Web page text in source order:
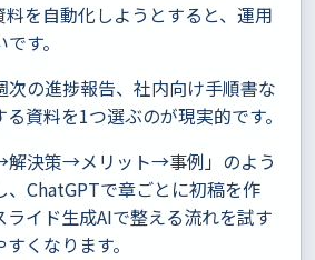
を自動化しようとすると、運用
す。
次の進捗報告、社内向け手順書な
資料を1つ選ぶのが現実的です。
解決策→メリット→事例」のよう
、ChatGPTで章ごとに初稿を作
ライド生成AIで整える流れを試す
くなります。